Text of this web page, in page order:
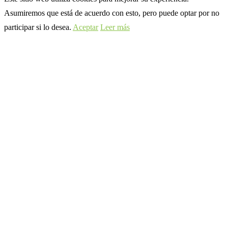
Asumiremos que está de acuerdo con esto, pero puede optar por no
participar si lo desea. Aceptar Leer más